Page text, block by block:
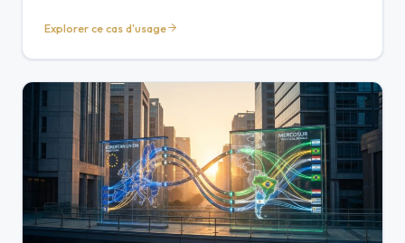
et à protéger vos intérêts.
Explorer ce cas d'usage